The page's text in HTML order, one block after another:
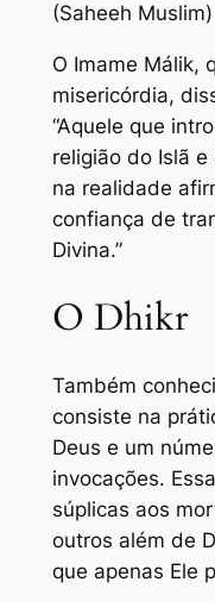
(Saheeh Muslim)
O Imame Málik,
misericórdia,
“Aquele que
religião do Islã
na realidade
confiança de
Divina.”
O Dhikr
Também
consiste na
Deus e um
invocações.
súplicas aos
outros além de
que apenas Ele